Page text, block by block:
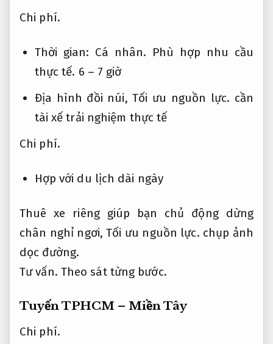
Chi phí.
Thời gian: Cá nhân. Phù hợp nhu cầu
thực tế. 6 – 7 giờ
Địa hình đồi núi,Tối ưu nguồn lực. cần
tài xế trải nghiệm thực tế
Chi phí.
Hợp với du lịch dài ngày
Thuê xe riêng giúp bạn chủ động dừng
chân nghỉ ngơi,Tối ưu nguồn lực. chụp ảnh
dọc đường.
Tư vấn. Theo sát từng bước.
Tuyến TPHCM – Miền Tây
Chi phí.